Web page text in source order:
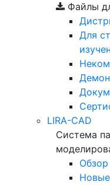
Файлы
Для
LIRA-CAD
Система
Обзор